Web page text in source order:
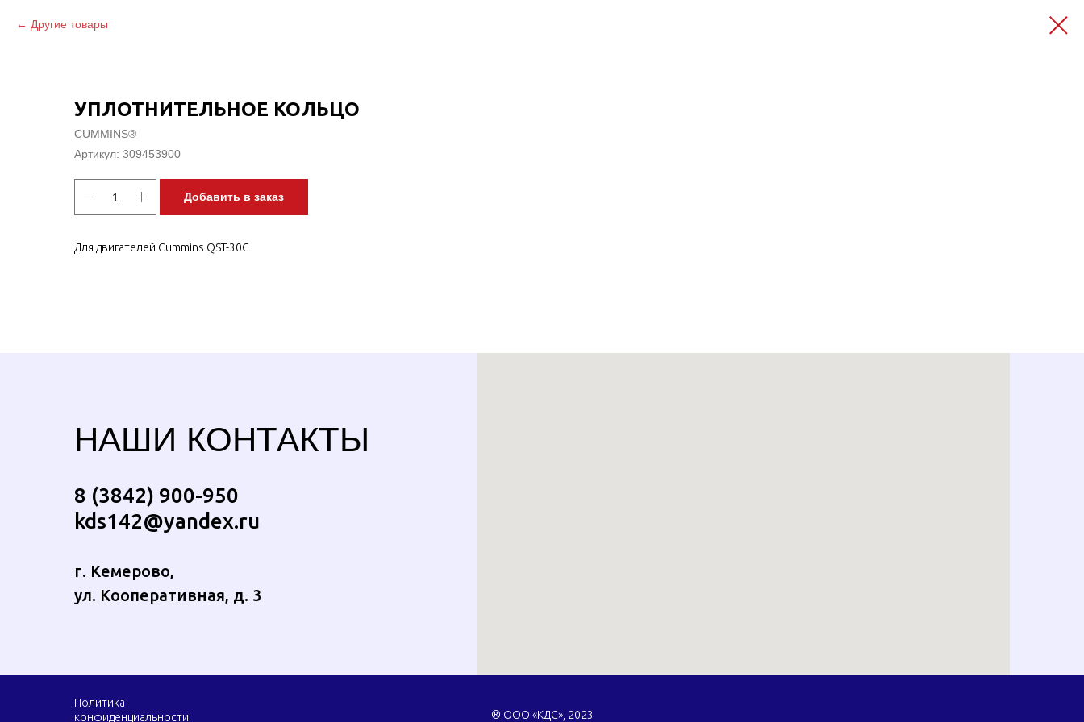
Другие товары
УПЛОТНИТЕЛЬНОЕ КОЛЬЦО
CUMMINS®
Артикул: 309453900
Добавить в заказ
Для двигателей Cummins QST-30C
НАШИ КОНТАКТЫ
8 (3842) 900-950
kds142@yandex.ru
г. Кемерово,
ул. Кооперативная, д. 3
® ООО «КДС», 2023
Политика
конфиденциальности